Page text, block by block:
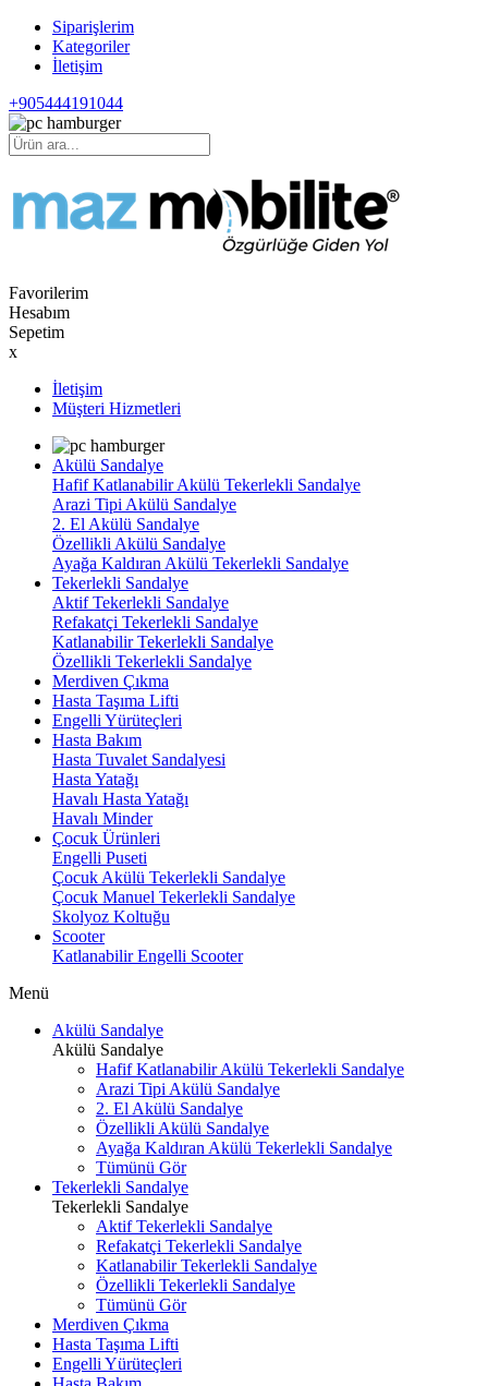
Siparişlerim
Kategoriler
İletişim
+905444191044
Favorilerim
Hesabım
Sepetim
x
İletişim
Müşteri Hizmetleri
Akülü Sandalye
Hafif Katlanabilir Akülü Tekerlekli Sandalye
Arazi Tipi Akülü Sandalye
2. El Akülü Sandalye
Özellikli Akülü Sandalye
Ayağa Kaldıran Akülü Tekerlekli Sandalye
Tekerlekli Sandalye
Aktif Tekerlekli Sandalye
Refakatçi Tekerlekli Sandalye
Katlanabilir Tekerlekli Sandalye
Özellikli Tekerlekli Sandalye
Merdiven Çıkma
Hasta Taşıma Lifti
Engelli Yürüteçleri
Hasta Bakım
Hasta Tuvalet Sandalyesi
Hasta Yatağı
Havalı Hasta Yatağı
Havalı Minder
Çocuk Ürünleri
Engelli Puseti
Çocuk Akülü Tekerlekli Sandalye
Çocuk Manuel Tekerlekli Sandalye
Skolyoz Koltuğu
Scooter
Katlanabilir Engelli Scooter
Menü
Akülü Sandalye
Akülü Sandalye
Hafif Katlanabilir Akülü Tekerlekli Sandalye
Arazi Tipi Akülü Sandalye
2. El Akülü Sandalye
Özellikli Akülü Sandalye
Ayağa Kaldıran Akülü Tekerlekli Sandalye
Tümünü Gör
Tekerlekli Sandalye
Tekerlekli Sandalye
Aktif Tekerlekli Sandalye
Refakatçi Tekerlekli Sandalye
Katlanabilir Tekerlekli Sandalye
Özellikli Tekerlekli Sandalye
Tümünü Gör
Merdiven Çıkma
Hasta Taşıma Lifti
Engelli Yürüteçleri